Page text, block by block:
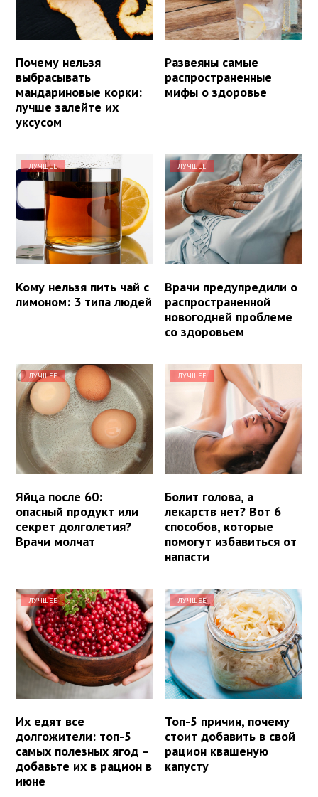
Почему нельзя
выбрасывать
мандариновые корки:
лучше залейте их
уксусом
Развеяны самые
распространенные
мифы о здоровье
ЛУЧШЕЕ
Кому нельзя пить чай с
лимоном: 3 типа людей
ЛУЧШЕЕ
Врачи предупредили о
распространенной
новогодней проблеме
со здоровьем
ЛУЧШЕЕ
Яйца после 60:
опасный продукт или
секрет долголетия?
Врачи молчат
ЛУЧШЕЕ
Болит голова, а
лекарств нет? Вот 6
способов, которые
помогут избавиться от
напасти
ЛУЧШЕЕ
Их едят все
долгожители: топ-5
самых полезных ягод –
добавьте их в рацион в
июне
ЛУЧШЕЕ
Топ-5 причин, почему
стоит добавить в свой
рацион квашеную
капусту